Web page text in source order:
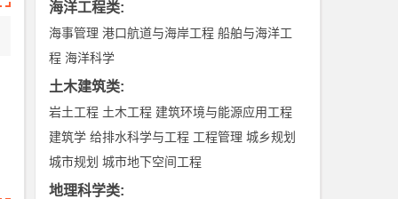
海洋工程类:
海事管理 港口航道与海岸工程 船舶与海洋工
程 海洋科学
土木建筑类:
岩土工程 土木工程 建筑环境与能源应用工程
建筑学 给排水科学与工程 工程管理 城乡规划
城市规划 城市地下空间工程
地理科学类: